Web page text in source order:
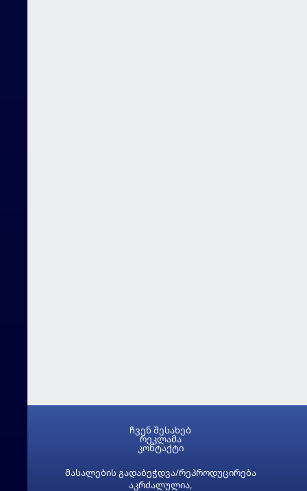
მასალების გადაბეჭდვა/რეპროდუცირება
აკრძალულია,
ჩვენ შესახებ
რეკლამა
კონტაქტი